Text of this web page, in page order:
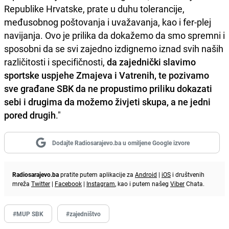
Republike Hrvatske, prate u duhu tolerancije,
međusobnog poštovanja i uvažavanja, kao i fer-plej
navijanja. Ovo je prilika da dokažemo da smo spremni i
sposobni da se svi zajedno izdignemo iznad svih naših
različitosti i specifičnosti, da zajednički slavimo
sportske uspjehe Zmajeva i Vatrenih, te pozivamo
sve građane SBK da ne propustimo priliku dokazati
sebi i drugima da možemo živjeti skupa, a ne jedni
pored drugih."
Dodajte Radiosarajevo.ba u omiljene Google izvore
Radiosarajevo.bapratite putem aplikacije za Android | iOS i društvenih
mreža Twitter | Facebook | Instagram, kao i putem našeg ViberChata.
#MUP SBK #zajedništvo